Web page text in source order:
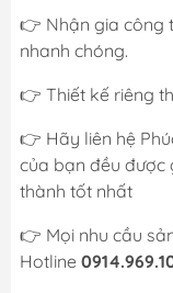
👉 Nhận gia công
nhanh chóng.
👉 Thiết kế riêng
👉 Hãy liên hệ
của bạn đều được
thành tốt nhất
👉 Mọi nhu cầu
Hotline